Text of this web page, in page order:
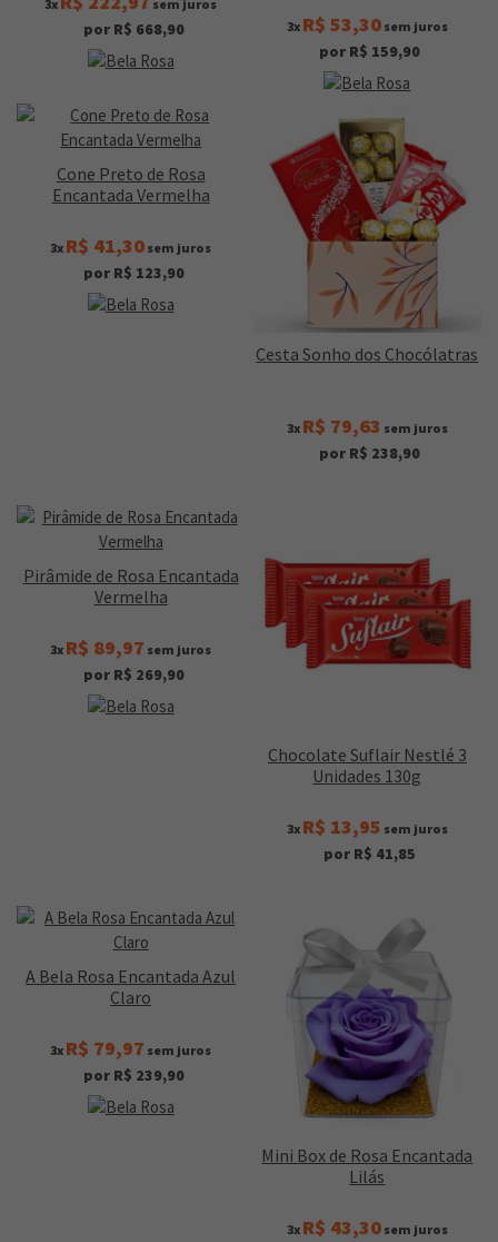
3x sem juros
por R$ 668,90 3x R$ 53,30sem juros
por R$ 159,90
Cone Preto de Rosa
Encantada Vermelha
3x R$ 41,30 sem juros
por R$ 123,90
Cesta Sonho dos Chocólatras
3x R$ 79,63 sem juros
por R$ 238,90
Pirâmide de Rosa Encantada
Vermelha
3x R$ 89,97 sem juros
por R$ 269,90
Chocolate Suflair Nestlé 3
Unidades 130g
3x R$ 13,95 sem juros
por R$ 41,85
A Bela Rosa Encantada Azul
Claro
3x R$ 79,97 sem juros
por R$ 239,90
Mini Box de Rosa Encantada
Lilás
3x R$ 43,30sem juros